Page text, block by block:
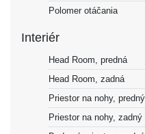
Polomer otáčania
Interiér
Head Room, predná
Head Room, zadná
Priestor na nohy, predný
Priestor na nohy, zadný